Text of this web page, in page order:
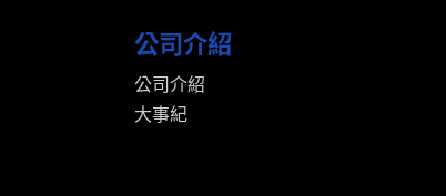
公司介紹
公司介紹
大事紀